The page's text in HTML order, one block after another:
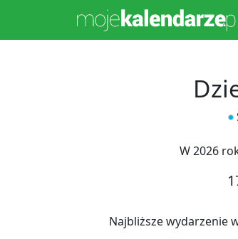
W 2026
Najbliższe wydarzenie